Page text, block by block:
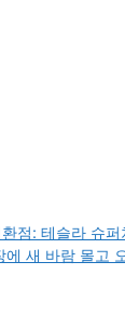
점: 테슬라 슈
에 새 바람 몰고